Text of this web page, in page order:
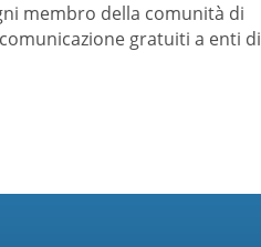
membro della comunità di
gratuiti a enti di